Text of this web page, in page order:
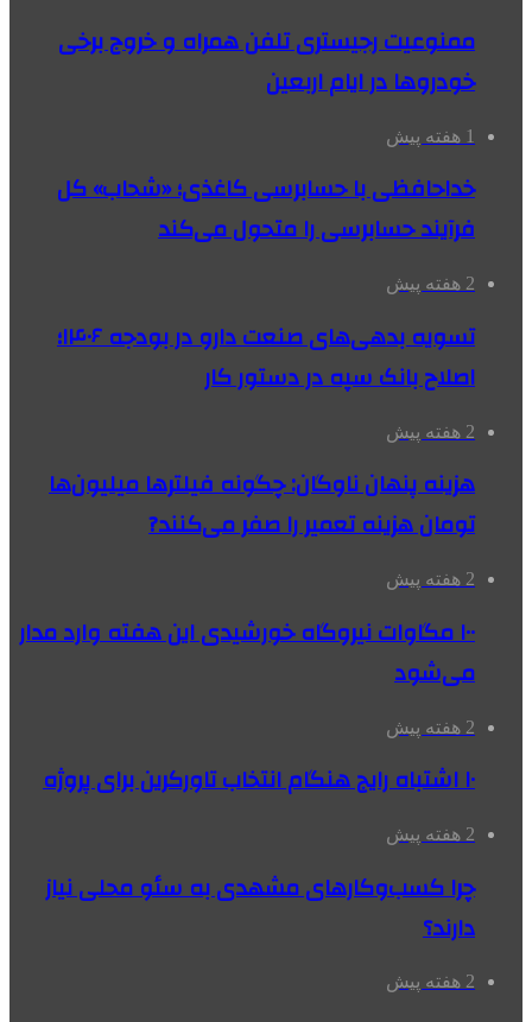
ممنوعیت رجیستری تلفن همراه و خروج برخی
خودروها در ایام اربعین
1 هفته پیش
خداحافظی با حسابرسی کاغذی؛ «شحاب» کل
فرآیند حسابرسی را متحول می‌کند
2 هفته پیش
تسویه بدهی‌های صنعت دارو در بودجه ۱۴۰۶؛
اصلاح بانک سپه در دستور کار
2 هفته پیش
هزینه پنهان ناوگان: چگونه فیلترها میلیون‌ها
تومان هزینه تعمیر را صفر می‌کنند?
2 هفته پیش
۱۰۰ مگاوات نیروگاه‌ خورشیدی این هفته وارد مدار
می‌شود
2 هفته پیش
۱۰ اشتباه رایج هنگام انتخاب تاورکرین برای پروژه
2 هفته پیش
چرا کسب‌وکارهای مشهدی به سئو محلی نیاز
دارند؟
2 هفته پیش